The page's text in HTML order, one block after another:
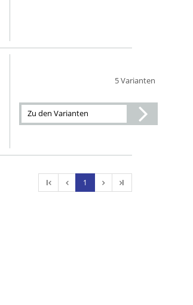
5 Varianten
Zu den Varianten
l 1 l